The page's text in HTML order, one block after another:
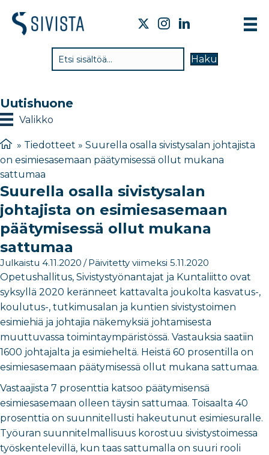
Haku
Uutishuone
Valikko
» Tiedotteet » Suurella osalla sivistysalan johtajista
on esimiesasemaan päätymisessä ollut mukana
sattumaa
Suurella osalla sivistysalan
johtajista on esimiesasemaan
päätymisessä ollut mukana
sattumaa
Julkaistu 4.11.2020 / Päivitetty viimeksi 5.11.2020
Opetushallitus, Sivistystyönantajat ja Kuntaliitto ovat
syksyllä 2020 keränneet kattavalta joukolta kasvatus-,
koulutus-, tutkimusalan ja kuntien sivistystoimen
esimiehiä ja johtajia näkemyksiä johtamisesta
muuttuvassa toimintaympäristössä. Vastauksia saatiin
1600 johtajalta ja esimieheltä. Heistä 60 prosentilla on
esimiesasemaan päätymisessä ollut mukana sattumaa.
Vastaajista 7 prosenttia katsoo päätymisensä
esimiesasemaan olleen täysin sattumaa. Toisaalta 40
prosenttia on suunnitellusti hakeutunut esimiesuralle.
Työuran suunnitelmallisuus korostuu sivistystoimessa
työskentelevillä, kun taas sattumalla on suuri rooli